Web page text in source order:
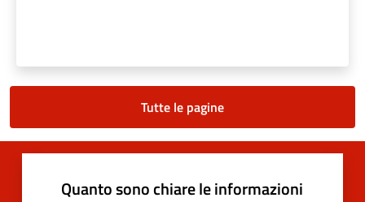
Tutte le pagine
Quanto sono chiare le informazioni